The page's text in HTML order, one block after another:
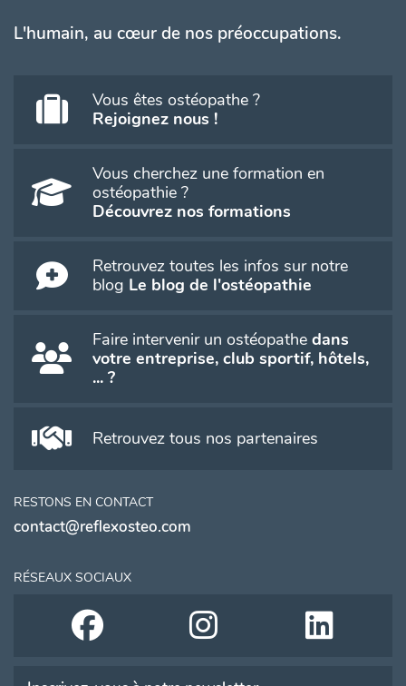
L'humain, au cœur de nos préoccupations.
Vous êtes ostéopathe ?
Rejoignez nous !
Vous cherchez une formation en
ostéopathie ?
Découvrez nos formations
Retrouvez toutes les infos sur notre
blog Le blog de l'ostéopathie
Faire intervenir un ostéopathe dans
votre entreprise, club sportif, hôtels,
... ?
Retrouvez tous nos partenaires
RESTONS EN CONTACT
contact@reflexosteo.com
RÉSEAUX SOCIAUX